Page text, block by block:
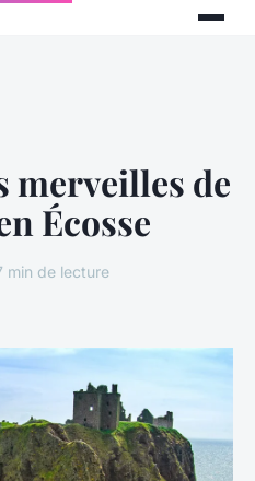
merveilles de
Écosse
de lecture